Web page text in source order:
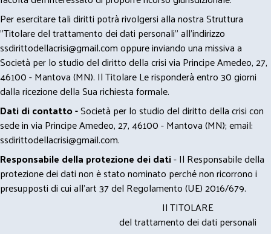
Per esercitare tali diritti potrà rivolgersi alla nostra Struttura
"Titolare del trattamento dei dati personali" all'indirizzo
ssdirittodellacrisi@gmail.comoppure inviando una missiva a
Società per lo studio del diritto della crisi via Principe Amedeo, 27,
46100 - Mantova (MN). Il Titolare Le risponderà entro 30 giorni
dalla ricezione della Sua richiesta formale.
Dati di contatto -Società per lo studio del diritto della crisi con
sede in via Principe Amedeo, 27, 46100 - Mantova (MN); email:
ssdirittodellacrisi@gmail.com.
Responsabile della protezione dei dati- Il Responsabile della
protezione dei dati non è stato nominato perché non ricorrono i
presupposti di cui all’art 37 del Regolamento (UE) 2016/679.
Il TITOLARE
del trattamento dei dati personali